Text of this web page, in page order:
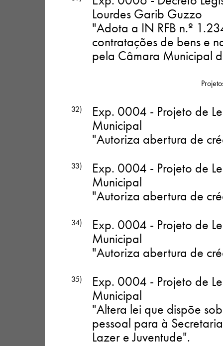
Lourdes Garib Guzzo
"Adota a IN RFB n.º
contratações de bens e
pela Câmara Municipal
32)
Exp. 0004 - Projeto de
Municipal
"Autoriza abertura de
33)
Exp. 0004 - Projeto de
Municipal
"Autoriza abertura de
34)
Exp. 0004 - Projeto de
Municipal
"Autoriza abertura de
35)
Exp. 0004 - Projeto de
Municipal
"Altera lei que dispõe
pessoal para à
Lazer e Juventude".